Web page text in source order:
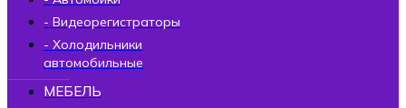
- Видеорегистраторы
- Холодильники
автомобильные
МЕБЕЛЬ